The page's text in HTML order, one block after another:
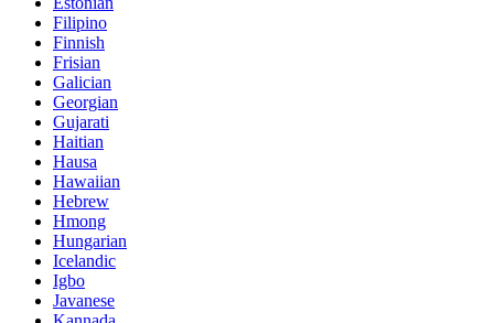
Filipino
Finnish
Frisian
Galician
Georgian
Gujarati
Haitian
Hausa
Hawaiian
Hebrew
Hmong
Hungarian
Icelandic
Igbo
Javanese